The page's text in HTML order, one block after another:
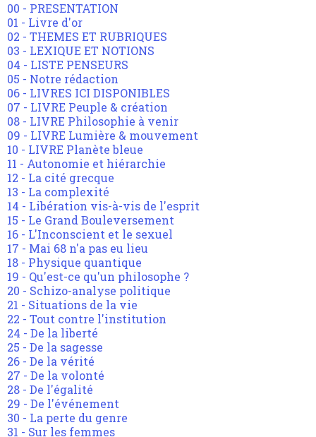
00 - PRESENTATION
01 - Livre d'or
02 - THEMES ET RUBRIQUES
03 - LEXIQUE ET NOTIONS
04 - LISTE PENSEURS
05 - Notre rédaction
06 - LIVRES ICI DISPONIBLES
07 - LIVRE Peuple & création
08 - LIVRE Philosophie à venir
09 - LIVRE Lumière & mouvement
10 - LIVRE Planète bleue
11 - Autonomie et hiérarchie
12 - La cité grecque
13 - La complexité
14 - Libération vis-à-vis de l'esprit
15 - Le Grand Bouleversement
16 - L'Inconscient et le sexuel
17 - Mai 68 n'a pas eu lieu
18 - Physique quantique
19 - Qu'est-ce qu'un philosophe ?
20 - Schizo-analyse politique
21 - Situations de la vie
22 - Tout contre l'institution
24 - De la liberté
25 - De la sagesse
26 - De la vérité
27 - De la volonté
28 - De l'égalité
29 - De l'événement
30 - La perte du genre
31 - Sur les femmes